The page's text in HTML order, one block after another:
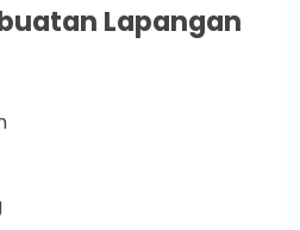
Lapangan